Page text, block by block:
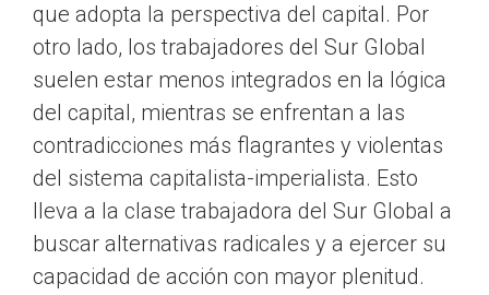
que adopta la perspectiva del capital. Por
otro lado, los trabajadores del Sur Global
suelen estar menos integrados en la lógica
del capital, mientras se enfrentan a las
contradicciones más flagrantes y violentas
del sistema capitalista-imperialista. Esto
lleva a la clase trabajadora del Sur Global a
buscar alternativas radicales y a ejercer su
capacidad de acción con mayor plenitud.